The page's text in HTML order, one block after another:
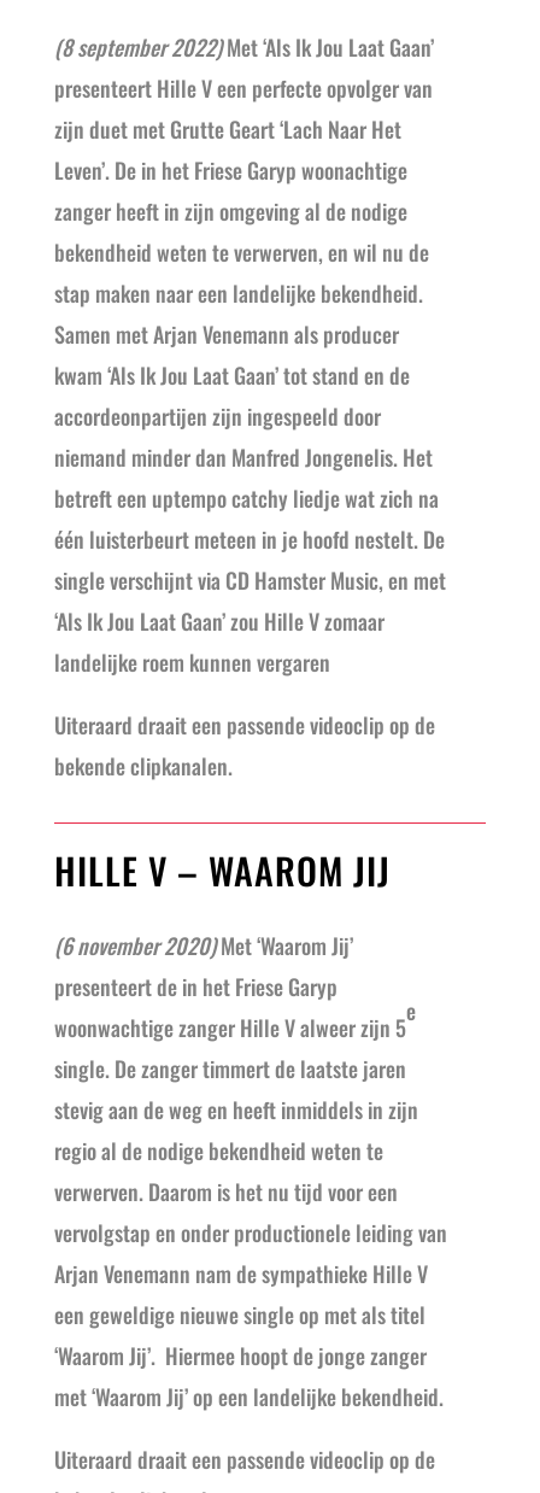
(8 september 2022)Met ‘Als Ik Jou Laat Gaan’
presenteert Hille V een perfecte opvolger van
zijn duet met Grutte Geart ‘Lach Naar Het
Leven’. De in het Friese Garyp woonachtige
zanger heeft in zijn omgeving al de nodige
bekendheid weten te verwerven, en wil nu de
stap maken naar een landelijke bekendheid.
Samen met Arjan Venemann als producer
kwam ‘Als Ik Jou Laat Gaan’ tot stand en de
accordeonpartijen zijn ingespeeld door
niemand minder dan Manfred Jongenelis. Het
betreft een uptempo catchy liedje wat zich na
één luisterbeurt meteen in je hoofd nestelt. De
single verschijnt via CD Hamster Music, en met
‘Als Ik Jou Laat Gaan’ zou Hille V zomaar
landelijke roem kunnen vergaren
Uiteraard draait een passende videoclip op de
bekende clipkanalen.
HILLE V – WAAROM JIJ
(6 november 2020)Met ‘Waarom Jij’
presenteert de in het Friese Garyp
woonwachtige zanger Hille V alweer zijn 5
e
single. De zanger timmert de laatste jaren
stevig aan de weg en heeft inmiddels in zijn
regio al de nodige bekendheid weten te
verwerven. Daarom is het nu tijd voor een
vervolgstap en onder productionele leiding van
Arjan Venemann nam de sympathieke Hille V
een geweldige nieuwe single op met als titel
‘Waarom Jij’. Hiermee hoopt de jonge zanger
met ‘Waarom Jij’ op een landelijke bekendheid.
Uiteraard draait een passende videoclip op de